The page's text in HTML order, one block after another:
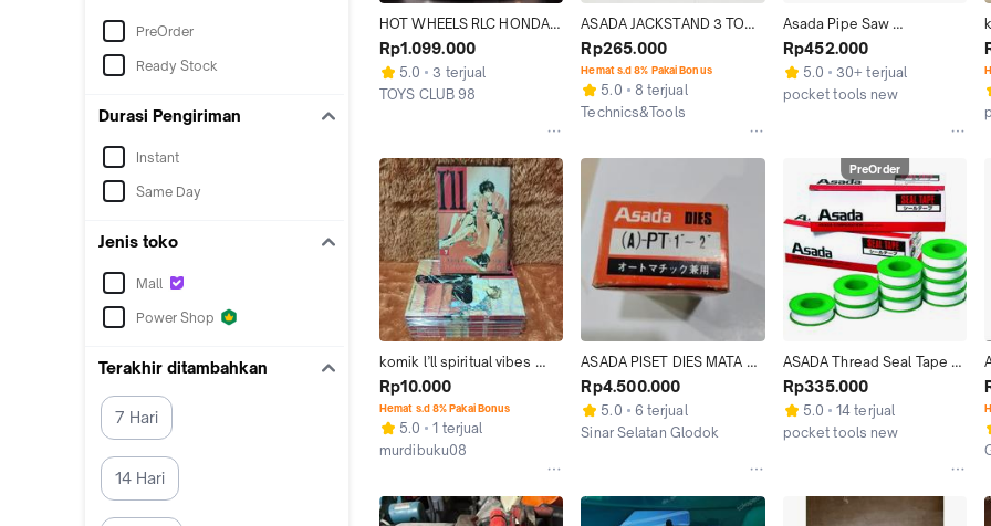
PreOrder
Ready Stock
Durasi Pengiriman
Instant
Same Day
Jenis toko
Mall
Power Shop
Terakhir ditambahkan
7 Hari
14 Hari
HOT WHEELS RLC HONDA
NSX RYU ASADA (BRAND
NEW) (BOX TIDAK MULUS)
Rp1.099.000
5.0
3 terjual
TOYS CLUB 98
ASADA JACKSTAND 3 TON
PENYANGGA TAHANAN
MOBIL 1 SET 2 PCS
Rp265.000
Hemat s.d 8% Pakai Bonus
5.0
8 terjual
Technics&Tools
Asada Pipe Saw
165S/200SP Bimetal Saw
Blade 320 x 6/8 Teeth
61508
Rp452.000
5.0
30+ terjual
pocket tools new
komik l’ll spiritual vibes
hiroyuki asada
Rp10.000
Hemat s.d 8% Pakai Bonus
5.0
1 terjual
murdibuku08
ASADA PISET DIES MATA
SENAI DRAT PIPA SET
Rp4.500.000
5.0
6 terjual
Sinar Selatan Glodok
PreOrder
ASADA Thread Seal Tape
R50356
Rp335.000
5.0
14 terjual
pocket tools new